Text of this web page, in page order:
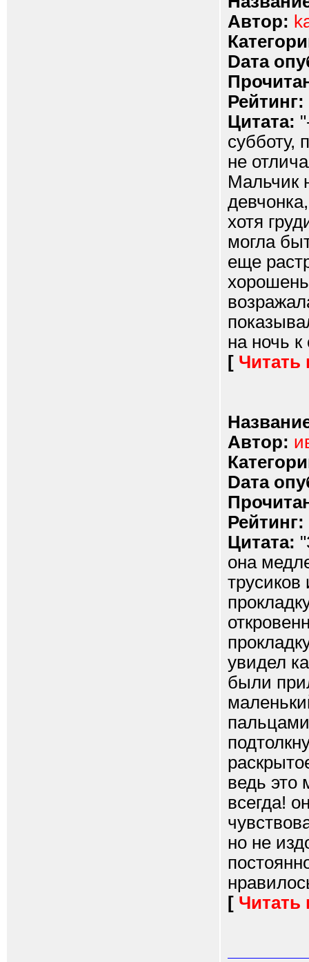
Автор:
Dата
Рейтинг:
Цитата:
субботу,
не
Мальчик
хотя
могла
еще
на ночь к
[ Читать
Автор:
Dата
Рейтинг:
Цитата:
она
увидел
были
ведь это
всегда!
но не
[ Читать